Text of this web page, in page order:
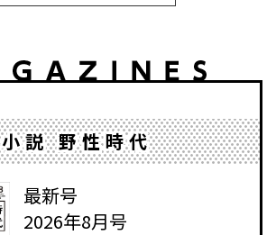
小説 野性時代
最新号
2026年8月号